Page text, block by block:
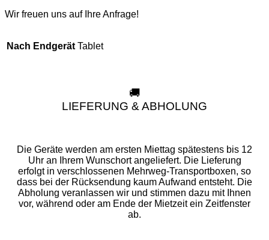
Wir freuen uns auf Ihre Anfrage!
Nach Endgerät Tablet
🚚
LIEFERUNG & ABHOLUNG
Die Geräte werden am ersten Miettag spätestens bis 12
Uhr an Ihrem Wunschort angeliefert. Die Lieferung
erfolgt in verschlossenen Mehrweg-Transportboxen, so
dass bei der Rücksendung kaum Aufwand entsteht. Die
Abholung veranlassen wir und stimmen dazu mit Ihnen
vor, während oder am Ende der Mietzeit ein Zeitfenster
ab.